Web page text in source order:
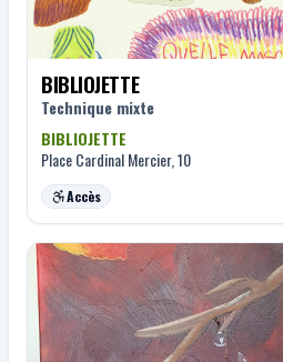
BIBLIOJETTE
Technique mixte
BIBLIOJETTE
Place Cardinal Mercier, 10
Accès